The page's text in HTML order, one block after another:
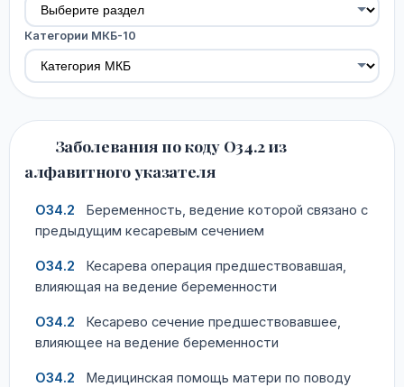
Категории МКБ-10
Заболевания по коду O34.2 из
алфавитного указателя
O34.2
Беременность, ведение которой связано с
предыдущим кесаревым сечением
O34.2
Кесарева операция предшествовавшая,
влияющая на ведение беременности
O34.2
Кесарево сечение предшествовавшее,
влияющее на ведение беременности
O34.2
Медицинская помощь матери по поводу